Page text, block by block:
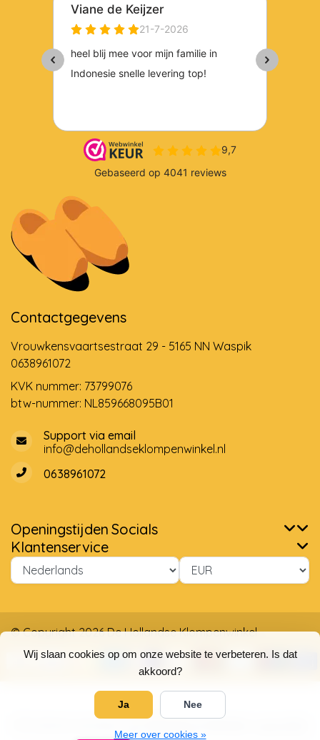
Wij slaan cookies op om onze website te verbeteren. Is dat
akkoord?
Ja Nee
Meer over cookies »
Contactgegevens
Vrouwkensvaartsestraat 29 - 5165 NN Waspik
0638961072
KVK nummer: 73799076
btw-nummer: NL859668095B01
Support via email
info@dehollandseklompenwinkel.nl
0638961072
Openingstijden Socials
Klantenservice
© Copyright 2026 De Hollandse Klompenwinkel